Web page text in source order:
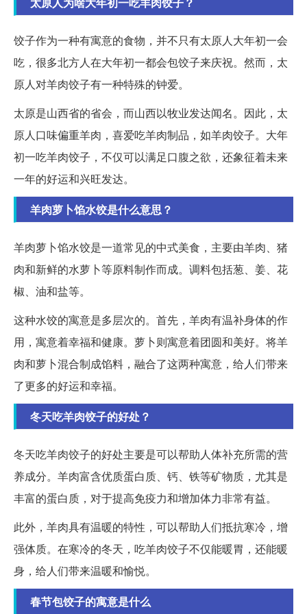
饺子作为一种有寓意的食物，并不只有太原人大年初一会
吃，很多北方人在大年初一都会包饺子来庆祝。然而，太
原人对羊肉饺子有一种特殊的钟爱。
太原是山西省的省会，而山西以牧业发达闻名。因此，太
原人口味偏重羊肉，喜爱吃羊肉制品，如羊肉饺子。大年
初一吃羊肉饺子，不仅可以满足口腹之欲，还象征着未来
一年的好运和兴旺发达。
羊肉萝卜馅水饺是什么意思？
羊肉萝卜馅水饺是一道常见的中式美食，主要由羊肉、猪
肉和新鲜的水萝卜等原料制作而成。调料包括葱、姜、花
椒、油和盐等。
这种水饺的寓意是多层次的。首先，羊肉有温补身体的作
用，寓意着幸福和健康。萝卜则寓意着团圆和美好。将羊
肉和萝卜混合制成馅料，融合了这两种寓意，给人们带来
了更多的好运和幸福。
冬天吃羊肉饺子的好处？
冬天吃羊肉饺子的好处主要是可以帮助人体补充所需的营
养成分。羊肉富含优质蛋白质、钙、铁等矿物质，尤其是
丰富的蛋白质，对于提高免疫力和增加体力非常有益。
此外，羊肉具有温暖的特性，可以帮助人们抵抗寒冷，增
强体质。在寒冷的冬天，吃羊肉饺子不仅能暖胃，还能暖
身，给人们带来温暖和愉悦。
春节包饺子的寓意是什么